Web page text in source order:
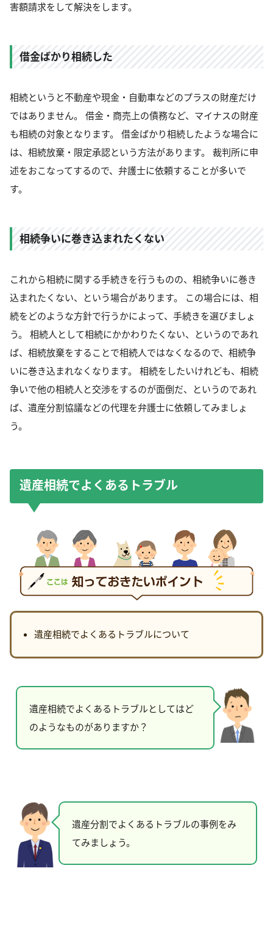
害額請求をして解決をします。
借金ばかり相続した
相続というと不動産や現金・自動車などのプラスの財産だけ
ではありません。 借金・商売上の債務など、マイナスの財産
も相続の対象となります。 借金ばかり相続したような場合に
は、相続放棄・限定承認という方法があります。 裁判所に申
述をおこなってするので、弁護士に依頼することが多いで
す。
相続争いに巻き込まれたくない
これから相続に関する手続きを行うものの、相続争いに巻き
込まれたくない、という場合があります。 この場合には、相
続をどのような方針で行うかによって、手続きを選びましょ
う。 相続人として相続にかかわりたくない、というのであれ
ば、相続放棄をすることで相続人ではなくなるので、相続争
いに巻き込まれなくなります。 相続をしたいけれども、相続
争いで他の相続人と交渉をするのが面倒だ、というのであれ
ば、遺産分割協議などの代理を弁護士に依頼してみましょ
う。
遺産相続でよくあるトラブル
遺産相続でよくあるトラブルについて
遺産相続でよくあるトラブルとしてはど
のようなものがありますか？
遺産分割でよくあるトラブルの事例をみ
てみましょう。